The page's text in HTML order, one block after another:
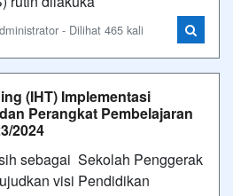
- Dilihat 465 kali
(IHT) Implementasi
Perangkat Pembelajaran
2024
sebagai Sekolah Penggerak
visi Pendidikan